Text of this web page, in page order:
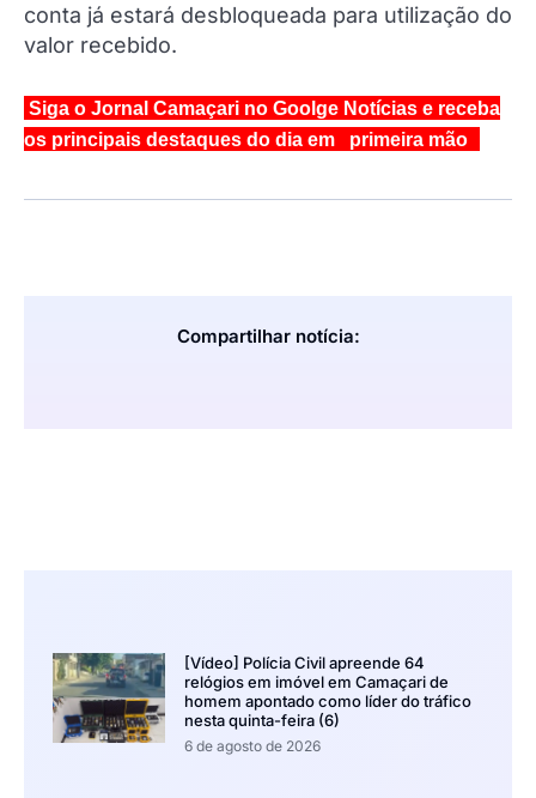
conta já estará desbloqueada para utilização do
valor recebido.
Siga o Jornal Camaçari no Goolge Notícias e receba
os principais destaques do dia em primeira mão
Compartilhar notícia:
[Vídeo] Polícia Civil apreende 64
relógios em imóvel em Camaçari de
homem apontado como líder do tráfico
nesta quinta-feira (6)
6 de agosto de 2026